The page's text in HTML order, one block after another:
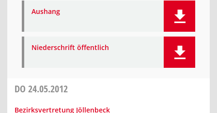
Aushang
Niederschrift öffentlich
DO 24.05.2012
Bezirksvertretung Jöllenbeck